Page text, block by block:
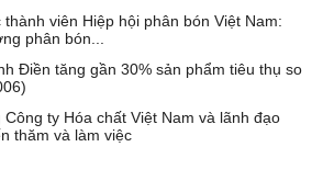
viên Hiệp hội phân bón Việt Nam:
phân bón...
Điền tăng gần 30% sản phẩm tiêu thụ so
ty Hóa chất Việt Nam và lãnh đạo
thăm và làm việc